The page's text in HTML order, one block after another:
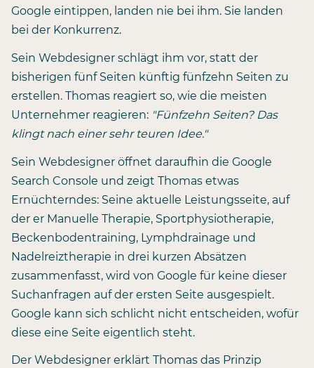
Google eintippen, landen nie bei ihm. Sie landen
bei der Konkurrenz.
Sein Webdesigner schlägt ihm vor, statt der
bisherigen fünf Seiten künftig fünfzehn Seiten zu
erstellen. Thomas reagiert so, wie die meisten
Unternehmer reagieren: "Fünfzehn Seiten? Das
klingt nach einer sehr teuren Idee."
Sein Webdesigner öffnet daraufhin die Google
Search Console und zeigt Thomas etwas
Ernüchterndes: Seine aktuelle Leistungsseite, auf
der er Manuelle Therapie, Sportphysiotherapie,
Beckenbodentraining, Lymphdrainage und
Nadelreiztherapie in drei kurzen Absätzen
zusammenfasst, wird von Google für keine dieser
Suchanfragen auf der ersten Seite ausgespielt.
Google kann sich schlicht nicht entscheiden, wofür
diese eine Seite eigentlich steht.
Der Webdesigner erklärt Thomas das Prinzip